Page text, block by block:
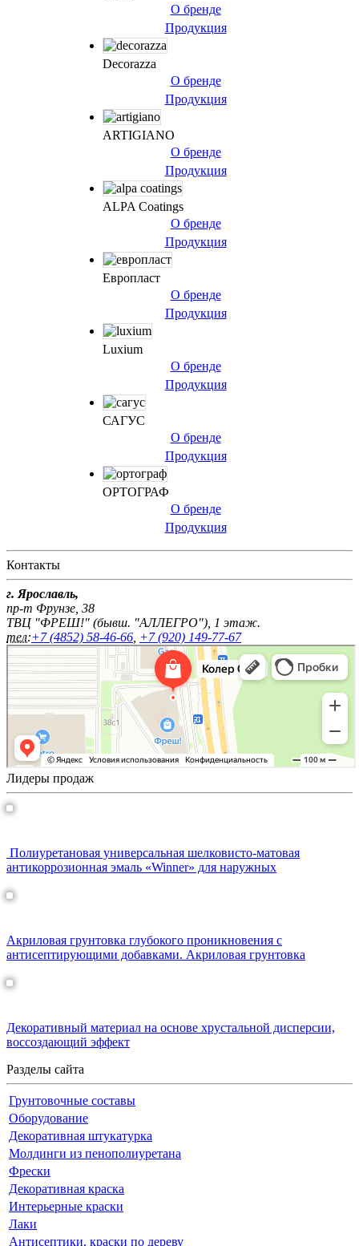
О бренде
Продукция
Decorazza
О бренде
Продукция
ARTIGIANO
О бренде
Продукция
ALPA Coatings
О бренде
Продукция
Европласт
О бренде
Продукция
Luxium
О бренде
Продукция
САГУС
О бренде
Продукция
ОРТОГРАФ
О бренде
Продукция
Контакты
г. Ярославль,
пр-т Фрунзе, 38
ТВЦ "ФРЕШ!" (бывш. "АЛЛЕГРО"), 1 этаж.
тел:+7 (4852) 58-46-66 +7 (920) 149-77-67
Лидеры продаж
Полиуретановая универсальная шелковисто-матовая
антикоррозионная эмаль «Winner» для наружных
Акриловая грунтовка глубокого проникновения с
антисептирующими добавками. Акриловая грунтовка
Декоративный материал на основе хрустальной дисперсии,
воссоздающий эффект
Разделы сайта
Грунтовочные составы
Оборудование
Декоративная штукатурка
Молдинги из пенополиуретана
Фрески
Декоративная краска
Интерьерные краски
Лаки
Антисептики, краски по дереву